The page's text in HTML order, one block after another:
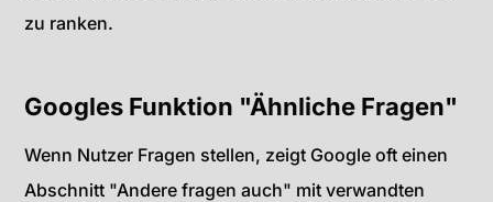
zu ranken.
Googles Funktion "Ähnliche Fragen"
Wenn Nutzer Fragen stellen, zeigt Google oft einen
Abschnitt "Andere fragen auch" mit verwandten